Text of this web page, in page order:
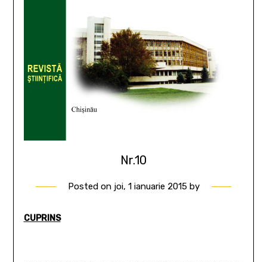
Nr.10
Posted on joi, 1 ianuarie 2015by
CUPRINS